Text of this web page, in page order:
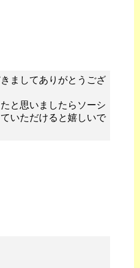
ましてありがとうござ
と思いましたらソーシ
いただけると嬉しいで